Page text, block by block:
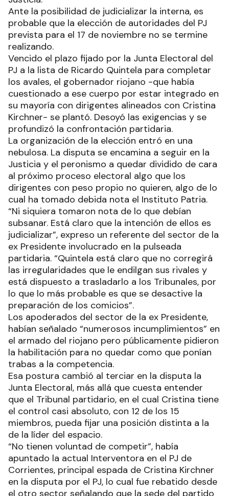
Ante la posibilidad de judicializar la interna, es
probable que la elección de autoridades del PJ
prevista para el 17 de noviembre no se termine
realizando.
Vencido el plazo fijado por la Junta Electoral del
PJ a la lista de Ricardo Quintela para completar
los avales, el gobernador riojano -que había
cuestionado a ese cuerpo por estar integrado en
su mayoría con dirigentes alineados con Cristina
Kirchner- se plantó. Desoyó las exigencias y se
profundizó la confrontación partidaria.
La organización de la elección entró en una
nebulosa. La disputa se encamina a seguir en la
Justicia y el peronismo a quedar dividido de cara
al próximo proceso electoral algo que los
dirigentes con peso propio no quieren, algo de lo
cual ha tomado debida nota el Instituto Patria.
“Ni siquiera tomaron nota de lo que debían
subsanar. Está claro que la intención de ellos es
judicializar”, expreso un referente del sector de la
ex Presidente involucrado en la pulseada
partidaria. “Quintela está claro que no corregirá
las irregularidades que le endilgan sus rivales y
está dispuesto a trasladarlo a los Tribunales, por
lo que lo más probable es que se desactive la
preparación de los comicios”.
Los apoderados del sector de la ex Presidente,
habían señalado “numerosos incumplimientos” en
el armado del riojano pero públicamente pidieron
la habilitación para no quedar como que ponían
trabas a la competencia.
Esa postura cambió al terciar en la disputa la
Junta Electoral, más allá que cuesta entender
que el Tribunal partidario, en el cual Cristina tiene
el control casi absoluto, con 12 de los 15
miembros, pueda fijar una posición distinta a la
de la líder del espacio.
“No tienen voluntad de competir”, había
apuntado la actual Interventora en el PJ de
Corrientes, principal espada de Cristina Kirchner
en la disputa por el PJ, lo cual fue rebatido desde